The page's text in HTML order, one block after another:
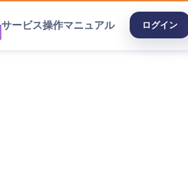
サービス操作マニュアル ログイン